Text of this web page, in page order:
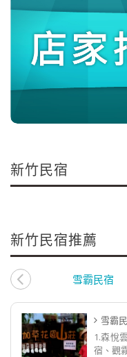
新竹民宿
新竹民宿推薦
雪霸民宿
雪霸
1.森悅
宿、觀